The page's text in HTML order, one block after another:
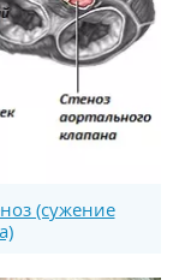
(сужение